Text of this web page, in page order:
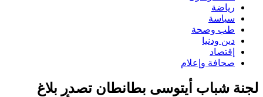
رياضة
سياسة
طب وصحة
دين ودنيا
إقتصاد
صحافة وإعلام
لجنة شباب أيتوسى بطانطان تصدر بلاغ